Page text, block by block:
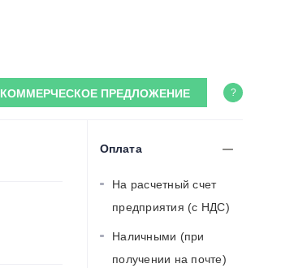
КОММЕРЧЕСКОЕ ПРЕДЛОЖЕНИЕ ?
Оплата
На расчетный счет
предприятия (с НДС)
Наличными (при
получении на почте)